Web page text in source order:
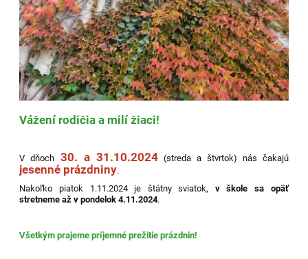
Vážení rodičia a milí žiaci!
V dňoch 30. a 31.10.2024 (streda a štvrtok) nás čakajú
jesenné prázdniny.
Nakoľko piatok 1.11.2024 je štátny sviatok, v škole sa opäť
stretneme až v pondelok 4.11.2024.
Všetkým prajeme príjemné prežitie prázdnin!